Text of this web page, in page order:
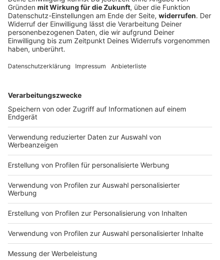
Weltkrieges geführt hat, in
dem festen Entschlusse,
den kommenden deutschen
Geschlechtern die
Rechtes dauernd zu
tausendjährigen
demokratische Verfassung.”
17.06.2026 22:00 / 37min
“Angesichts des Trümmerfeldes, zu dem eine
Staats- und Gesellschaftsordnung ohne Gott,
ohne Gewissen und ohne Achtung vor der Würde
des Menschen die Überlebenden des zweiten
Geschlechtern die Segnungen des Friedens, der
Menschlichkeit und des Rechtes dauernd zu
sichern, gibt sich das Bayerische Volk, eingedenk
seiner mehr als tausendjährigen Geschichte,
nachstehende demokratische Verfassung.”
17.06.2026 22:00 / 37min